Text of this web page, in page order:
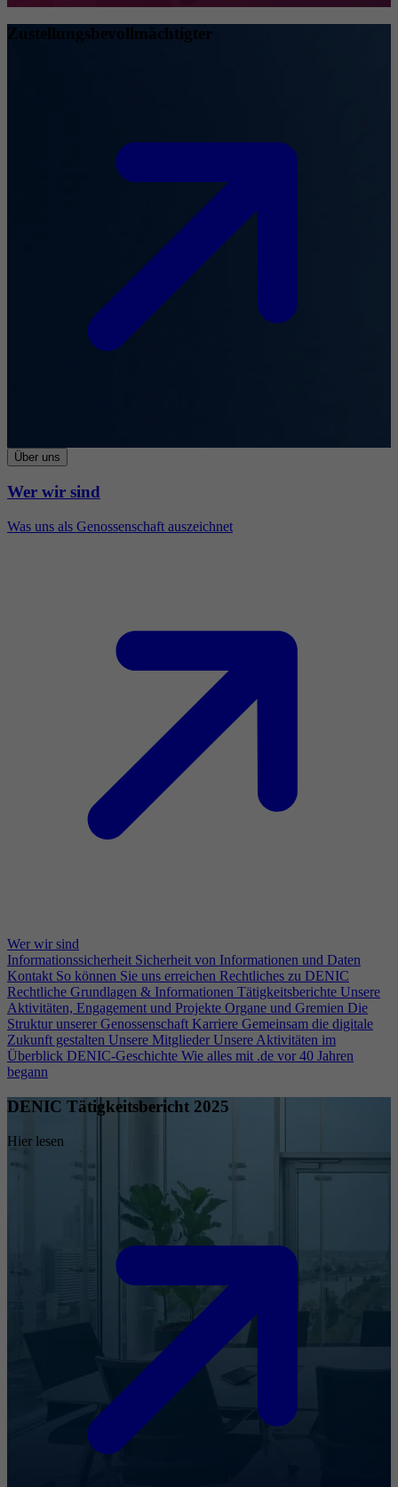
Zustellungsbevollmächtigter
Über uns
Wer wir sind
Was uns als Genossenschaft auszeichnet
Wer wir sind
Informationssicherheit Sicherheit von Informationen und Daten
Kontakt So können Sie uns erreichen Rechtliches zu DENIC
Rechtliche Grundlagen & Informationen Tätigkeitsberichte Unsere
Aktivitäten, Engagement und Projekte Organe und Gremien Die
Struktur unserer Genossenschaft Karriere Gemeinsam die digitale
Zukunft gestalten Unsere Mitglieder Unsere Aktivitäten im
Überblick DENIC-Geschichte Wie alles mit .de vor 40 Jahren
begann
DENIC Tätigkeitsbericht 2025
Hier lesen